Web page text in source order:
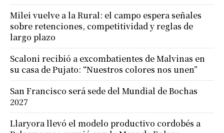
Milei vuelve a la Rural: el campo espera señales
sobre retenciones, competitividad y reglas de
largo plazo
Scaloni recibió a excombatientes de Malvinas en
su casa de Pujato: “Nuestros colores nos unen”
San Francisco será sede del Mundial de Bochas
2027
Llaryora llevó el modelo productivo cordobés a